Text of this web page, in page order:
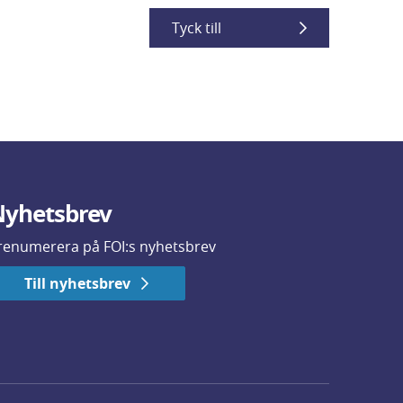
Tyck till
på FOI:s nyhetsbrev
Till nyhetsbrev